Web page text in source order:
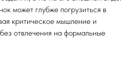
может глубже погрузиться в
критическое мышление и
отвлечения на формальные